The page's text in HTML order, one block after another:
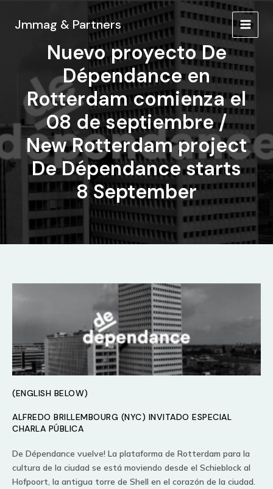
Jmmag & Partners
MAIN
Nuevo proyecto De
Dépendance en
Rotterdam comienza el
08 de septiembre /
New Rotterdam project
De Dépendance starts
8 September
(ENGLISH BELOW)
ALFREDO BRILLEMBOURG (NYC) INVITADO ESPECIAL
CHARLA PÚBLICA
De Dépendance vuelve! La plataforma de Rotterdam para la
cultura de la ciudad se está moviendo desde el Schieblock al
Hofpoort, la antigua torre de Shell en el corazón de la ciudad.